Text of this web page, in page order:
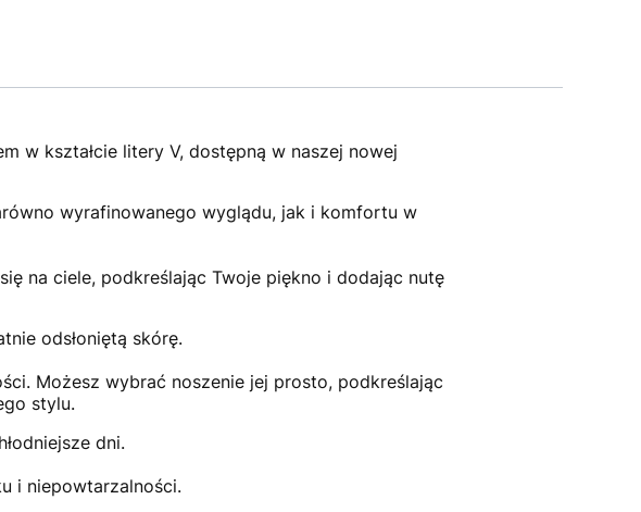
w kształcie litery V, dostępną w naszej nowej
wyrafinowanego wyglądu, jak i komfortu w
na ciele, podkreślając Twoje piękno i dodając nutę
odsłoniętą skórę.
Możesz wybrać noszenie jej prosto, podkreślając
stylu.
dni.
i niepowtarzalności.